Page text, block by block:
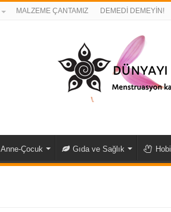
MALZEME ÇANTAMIZ DEMEDİ DEMEYİN!
Anne-Çocuk Gıda ve Sağlık Hobi